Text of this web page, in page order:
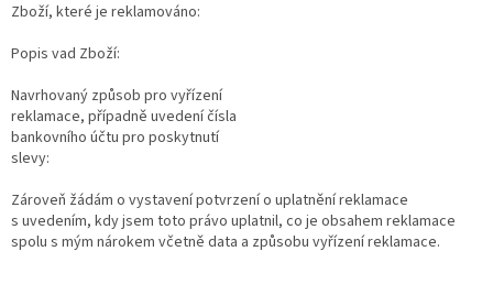
Zboží, které je reklamováno:
Popis vad Zboží:
Navrhovaný způsob pro vyřízení
reklamace, případně uvedení čísla
bankovního účtu pro poskytnutí
slevy:
Zároveň žádám o vystavení potvrzení o uplatnění reklamace
s uvedením, kdy jsem toto právo uplatnil, co je obsahem reklamace
spolu s mým nárokem včetně data a způsobu vyřízení reklamace.